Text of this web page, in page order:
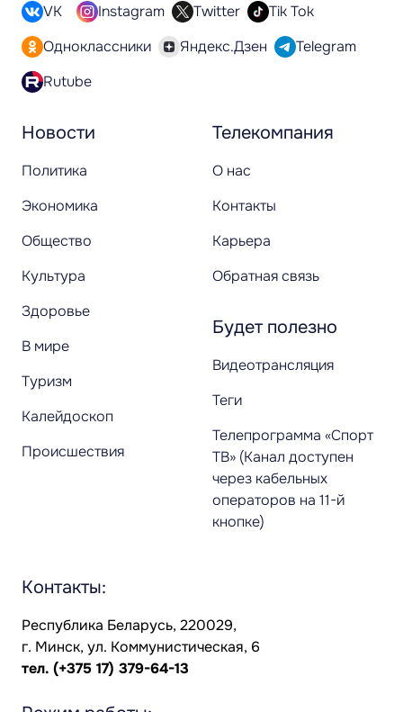
Новости
Политика
Экономика
Общество
Культура
Здоровье
В мире
Туризм
Калейдоскоп
Происшествия
Телекомпания
О нас
Контакты
Карьера
Обратная связь
Будет полезно
Видеотрансляция
Теги
Телепрограмма «Спорт
ТВ» (Канал доступен
через кабельных
операторов на 11-й
кнопке)
VK Instagram Twitter
Tik Tok
Одноклассники
Яндекс.Дзен
Telegram
Rutube
Контакты:
Республика Беларусь, 220029,
г. Минск, ул. Коммунистическая, 6
тел. (+375 17) 379-64-13